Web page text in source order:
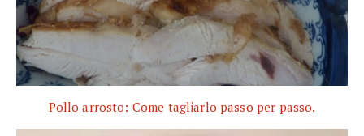
Pollo arrosto: Come tagliarlo passo per passo.